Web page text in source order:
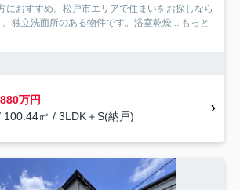
におすすめ。松戸市エリアで住まいをお探しなら
。独立洗面所のある物件です。浴室乾燥... もっと
万円
100.44㎡ / 3LDK＋S(納戸)